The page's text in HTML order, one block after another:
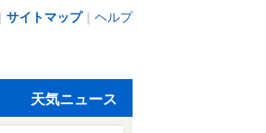
サイトマップ｜ ヘルプ
天気ニュース